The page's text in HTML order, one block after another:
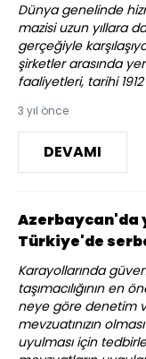
Dünya genelinde
mazisi uzun yıllara
gerçeğiyle
şirketler arasında
faaliyetleri, tarihi 1912
3 yıl önce
DEVAMI
Azerbaycan'da
Türkiye'de
Karayollarında
taşımacılığının en
neye göre denetim
mevzuatınızın
uyulması için